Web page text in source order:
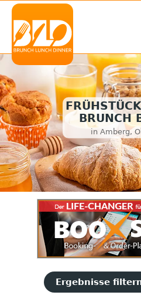
BRUNCH
in Amberg,
Ergebnisse